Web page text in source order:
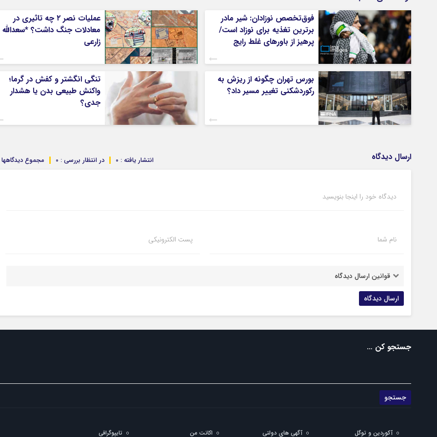
فوق‌تخصص نوزادان: شیر مادر
برترین تغذیه برای نوزاد است/
پرهیز از باورهای غلط رایج
عملیات نصر ۲ چه تاثیری در
معادلات جنگ داشت؟ *سعدالله
زارعی
بورس تهران چگونه از ریزش به
رکوردشکنی تغییر مسیر داد؟
تنگی انگشتر و کفش در گرما؛
واکنش طبیعی بدن یا هشدار
جدی؟
ارسال دیدگاه مجموع دیدگاهها در انتظار بررسی : 0 انتشار یافته : 0
دیدگاه خود را اینجا بنویسید
نام شما پست الکترونیکی
قوانین ارسال دیدگاه
جستجو کن …
آکوردین و توگل آگهی های دولتی اکانت من تایپوگرافی